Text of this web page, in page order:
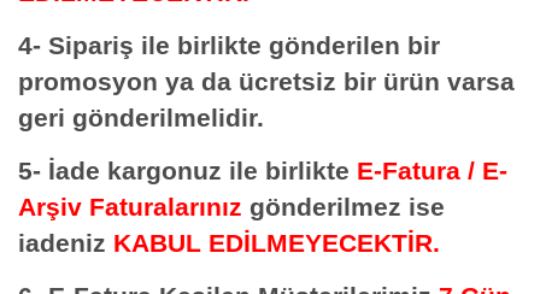
4- Sipariş ile birlikte gönderilen bir
promosyon ya da ücretsiz bir ürün varsa
geri gönderilmelidir.
5- İade kargonuz ile birlikte E-Fatura / E-
Arşiv Faturalarınız gönderilmez ise
iadeniz KABUL EDİLMEYECEKTİR.